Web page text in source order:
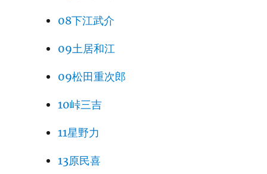
08下江武介
09土居和江
09松田重次郎
10峠三吉
11星野力
13原民喜